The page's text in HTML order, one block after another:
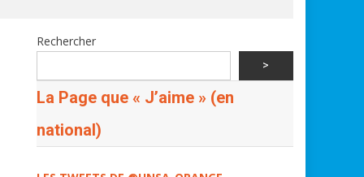
Rechercher
>
La Page que « J’aime » (en
national)